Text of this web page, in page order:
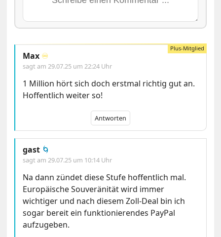
Max ♾️
sagt am 29.07.25 um 22:24 Uhr
1 Million hört sich doch erstmal richtig gut an.
Hoffentlich weiter so!
Antworten
gast 🌀
sagt am 29.07.25 um 10:14 Uhr
Na dann zündet diese Stufe hoffentlich mal.
Europäische Souveränität wird immer
wichtiger und nach diesem Zoll-Deal bin ich
sogar bereit ein funktionierendes PayPal
aufzugeben.